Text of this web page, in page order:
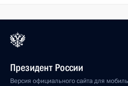
Президент России
Версия официального сайта для